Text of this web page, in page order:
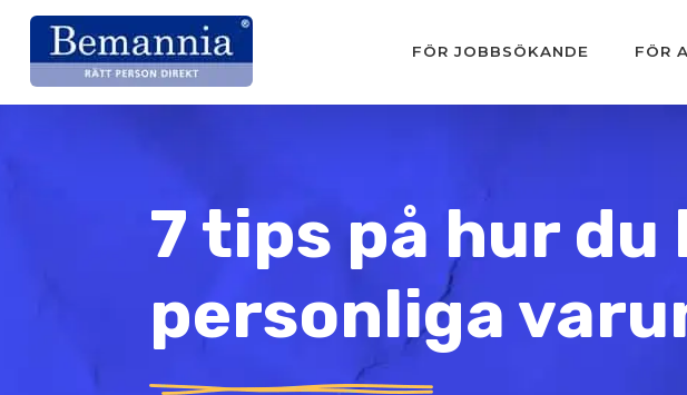
FÖR JOBBSÖKANDE FÖR
7 tips på hur
personliga